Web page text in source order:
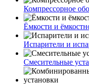
Компрессорное
Ёмкости и
Испарители и
Смесительные